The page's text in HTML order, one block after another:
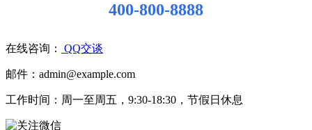
400-800-8888
在线咨询： QQ交谈
邮件：admin@example.com
工作时间：周一至周五，9:30-18:30，节假日休息